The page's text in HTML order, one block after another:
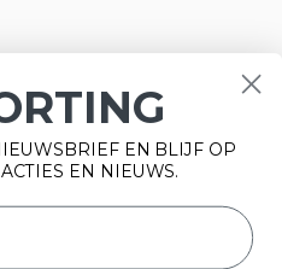
EN BLIJF OP
EN NIEUWS.